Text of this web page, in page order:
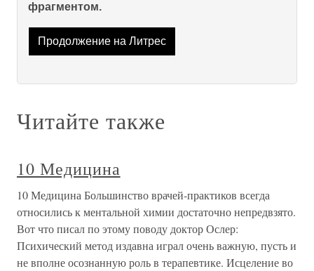
фрагментом.
Продолжение на Литрес
Читайте также
10 Медицина
10 Медицина Большинство врачей-практиков всегда
относились к ментальной химии достаточно непредвзято.
Вот что писал по этому поводу доктор Ослер:
Психический метод издавна играл очень важную, пусть и
не вполне осознанную роль в терапевтике. Исцеление во